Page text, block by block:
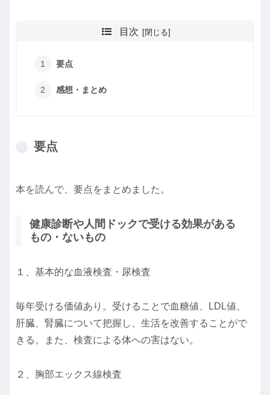
目次
要点
感想・まとめ
要点
本を読んで、要点をまとめました。
健康診断や人間ドックで受ける効果がある
もの・ないもの
１、基本的な血液検査・尿検査
毎年受ける価値あり。受けることで血糖値、LDL値、
肝臓、腎臓について把握し、生活を改善することがで
きる。また、検査による体への害はない。
２、胸部エックス線検査